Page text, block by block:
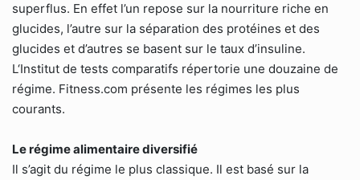
superflus. En effet l’un repose sur la nourriture riche en
glucides, l’autre sur la séparation des protéines et des
glucides et d’autres se basent sur le taux d’insuline.
L‘Institut de tests comparatifs répertorie une douzaine de
régime. Fitness.com présente les régimes les plus
courants.
Le régime alimentaire diversifié
Il s’agit du régime le plus classique. Il est basé sur la